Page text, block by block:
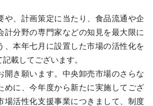
、計画策定に当たり、食品流通や企
計分野の専門家などの知見を最大限に
、本年七月に設置した市場の活性化を
載してございます。
き願います。中央卸売市場のさらな
めに、今年度から新たに実施してござ
場活性化支援事業につきまして、制度